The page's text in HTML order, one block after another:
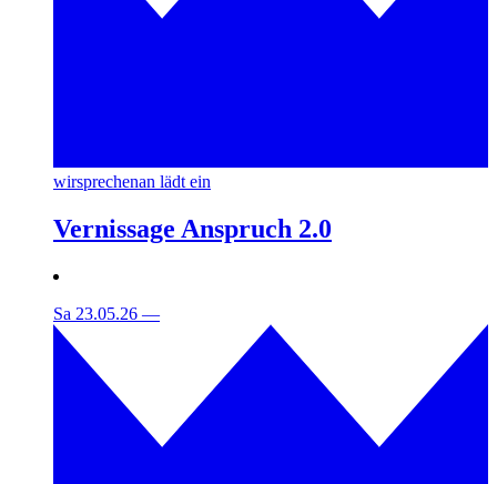
wirsprechenan lädt ein
Vernissage Anspruch 2.0
Sa 23.05.26 —